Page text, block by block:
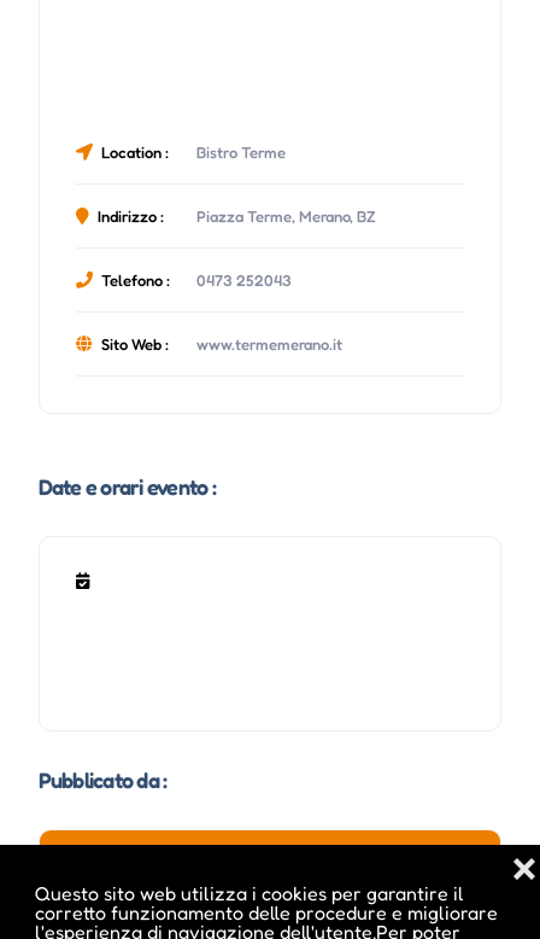
Questo sito web utilizza i cookies per garantire il
corretto funzionamento delle procedure e migliorare
l'esperienza di navigazione dell'utente.Per poter
❌
Location : Bistro Terme
Indirizzo : Piazza Terme, Merano, BZ
Telefono : 0473 252043
Sito Web : www.termemerano.it
Date e orari evento :
Pubblicato da :
ale inside